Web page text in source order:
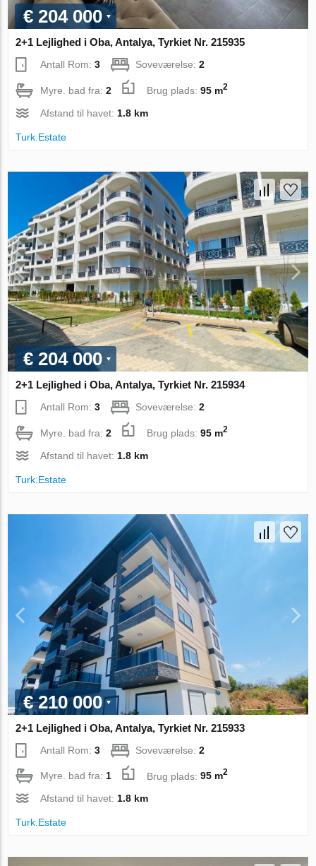
€ 204 000
2+1 Lejlighed i Oba, Antalya, Tyrkiet Nr. 215935
Antall Rom:3 Soveværelse:2
Myre. bad fra:2 Brug plads:95 m2
Afstand til havet: 1.8 km
Turk.Estate
€ 204 000
2+1 Lejlighed i Oba, Antalya, Tyrkiet Nr. 215934
Antall Rom:3 Soveværelse:2
Myre. bad fra:2 Brug plads:95 m2
Afstand til havet: 1.8 km
Turk.Estate
€ 210 000
2+1 Lejlighed i Oba, Antalya, Tyrkiet Nr. 215933
Antall Rom:3 Soveværelse:2
Myre. bad fra:1 Brug plads:95 m2
Afstand til havet:1.8 km
Turk.Estate